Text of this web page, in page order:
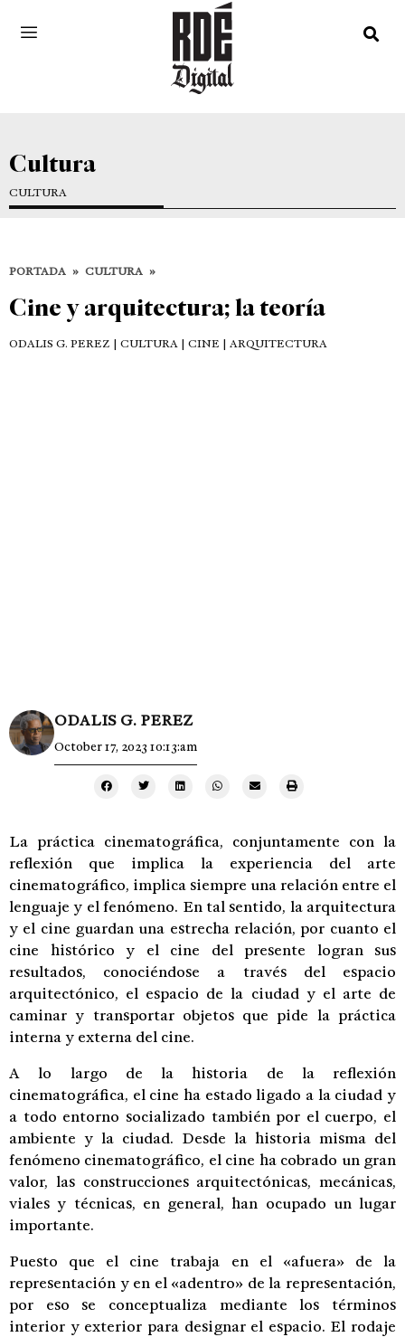
Cultura
CULTURA
PORTADA » CULTURA »
Cine y arquitectura; la teoría
ODALIS G. PEREZ | CULTURA | CINE | ARQUITECTURA
ODALIS G. PEREZ
October 17, 2023 10:13:am
La práctica cinematográfica, conjuntamente con la
reflexión que implica la experiencia del arte
cinematográfico, implica siempre una relación entre el
lenguaje y el fenómeno. En tal sentido, la arquitectura
y el cine guardan una estrecha relación, por cuanto el
cine histórico y el cine del presente logran sus
resultados, conociéndose a través del espacio
arquitectónico, el espacio de la ciudad y el arte de
caminar y transportar objetos que pide la práctica
interna y externa del cine.
A lo largo de la historia de la reflexión
cinematográfica, el cine ha estado ligado a la ciudad y
a todo entorno socializado también por el cuerpo, el
ambiente y la ciudad. Desde la historia misma del
fenómeno cinematográfico, el cine ha cobrado un gran
valor, las construcciones arquitectónicas, mecánicas,
viales y técnicas, en general, han ocupado un lugar
importante.
Puesto que el cine trabaja en el «afuera» de la
representación y en el «adentro» de la representación,
por eso se conceptualiza mediante los términos
interior y exterior para designar el espacio. El rodaje